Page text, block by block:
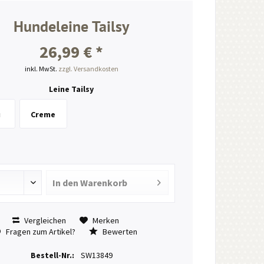
Hundeleine Tailsy
26,99 € *
inkl. MwSt. zzgl. Versandkosten
Leine Tailsy
Creme
In den Warenkorb
Vergleichen
Merken
Fragen zum Artikel?
Bewerten
Bestell-Nr.: SW13849